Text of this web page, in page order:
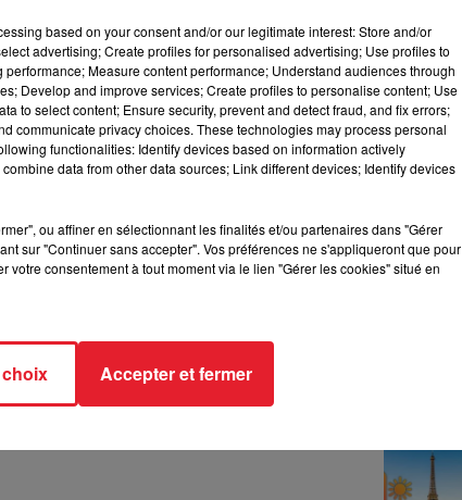
Diddy, suite à un accord pour éviter
30 millions de dollars de Diddy. Cet
aux accusations de la chanteuse
autres procès en cours liés à des
La vidéo choquante de Diddy
montant de 30 millions de dollars a été
elle est également confrontée à des
sous et de comportements
based on your consent and/or our legitimate interest: Store and/or
advertising; Create profiles for personalised advertising; Use profiles to
Measure content performance; Understand audiences through
Develop and improve services; Create profiles to personalise content; Use
to select content; Ensure security, prevent and detect fraud, and fix errors;
communicate privacy choices. These technologies may process personal
functionalities: Identify devices based on information actively
data from other data sources; Link different devices; Identify devices
ou affiner en sélectionnant les finalités et/ou partenaires dans "Gérer
sur "Continuer sans accepter". Vos préférences ne s'appliqueront que pour
votre consentement à tout moment via le lien "Gérer les cookies" situé en
Accepter et fermer